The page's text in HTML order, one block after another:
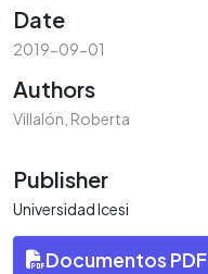
Date
2019-09-01
Authors
Villalón, Roberta
Publisher
Universidad Icesi
Documentos PDF